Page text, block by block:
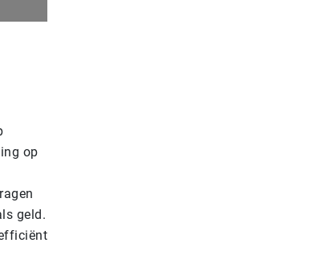
op
geld.